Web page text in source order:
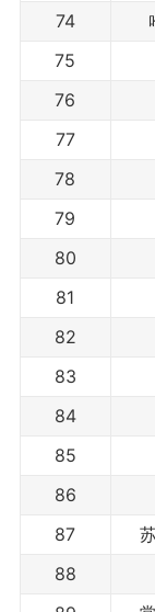
74
75
76
77
78
79
80
81
82
83
84
85
86
87
88